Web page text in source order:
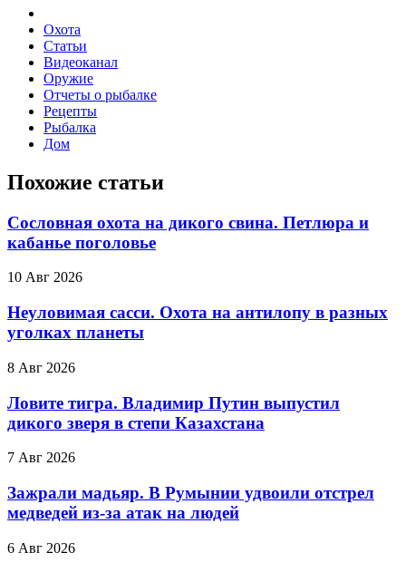
Охота
Статьи
Видеоканал
Оружие
Отчеты о рыбалке
Рецепты
Рыбалка
Дом
Похожие статьи
Сословная охота на дикого свина. Петлюра и
кабанье поголовье
10 Авг 2026
Неуловимая сасси. Охота на антилопу в разных
уголках планеты
8 Авг 2026
Ловите тигра. Владимир Путин выпустил
дикого зверя в степи Казахстана
7 Авг 2026
Зажрали мадьяр. В Румынии удвоили отстрел
медведей из-за атак на людей
6 Авг 2026